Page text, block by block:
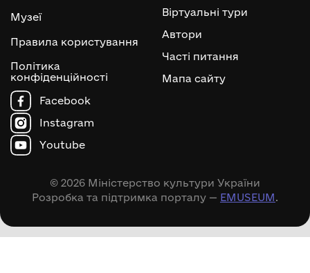
Музеї
Правила користування
Політика
конфіденційності
Віртуальні тури
Автори
Часті питання
Мапа сайту
Facebook
Instagram
Youtube
© 2026 Міністерство культури України
Розробка та підтримка порталу — EMUSEUM.